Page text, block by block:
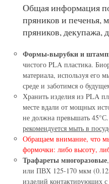
Общая информация
пряников и печенья,
пряников, декупажа,
Формы-вырубки и
чистого PLA пластика.
материала, используя его
среде и заботимся о
Хранить изделия из PLA
месте вдали от мощных
не должна превышать
рекомендуется мыть в
Обращаем внимание, что
формочки: либо высоту,
Трафареты многоразовые
или ПВХ 125-170 мкм
изделий контактирующих